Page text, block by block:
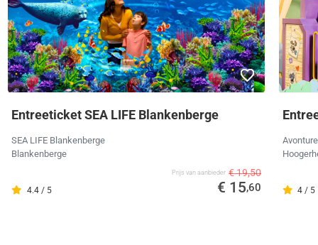
Entreeticket SEA LIFE Blankenberge
SEA LIFE Blankenberge
Blankenberge
4.4 / 5
Prijs van aanbieder € 19,50
€ 15,60 4 / 5